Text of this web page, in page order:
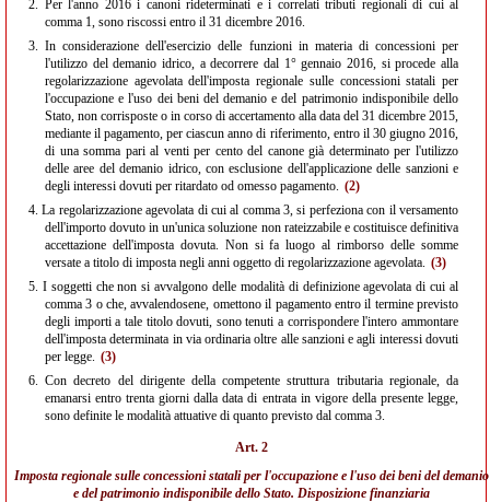
2. Per l'anno 2016 i canoni rideterminati e i correlati tributi regionali di cui al
comma 1, sono riscossi entro il 31 dicembre 2016.
3. In considerazione dell'esercizio delle funzioni in materia di concessioni per
l'utilizzo del demanio idrico, a decorrere dal 1° gennaio 2016, si procede alla
regolarizzazione agevolata dell'imposta regionale sulle concessioni statali per
l'occupazione e l'uso dei beni del demanio e del patrimonio indisponibile dello
Stato, non corrisposte o in corso di accertamento alla data del 31 dicembre 2015,
mediante il pagamento, per ciascun anno di riferimento, entro il 30 giugno 2016,
di una somma pari al venti per cento del canone già determinato per l'utilizzo
delle aree del demanio idrico, con esclusione dell'applicazione delle sanzioni e
degli interessi dovuti per ritardato od omesso pagamento. (2)
4. La regolarizzazione agevolata di cui al comma 3, si perfeziona con il versamento
dell'importo dovuto in un'unica soluzione non rateizzabile e costituisce definitiva
accettazione dell'imposta dovuta. Non si fa luogo al rimborso delle somme
versate a titolo di imposta negli anni oggetto di regolarizzazione agevolata. (3)
5. I soggetti che non si avvalgono delle modalità di definizione agevolata di cui al
comma 3 o che, avvalendosene, omettono il pagamento entro il termine previsto
degli importi a tale titolo dovuti, sono tenuti a corrispondere l'intero ammontare
dell'imposta determinata in via ordinaria oltre alle sanzioni e agli interessi dovuti
per legge. (3)
6. Con decreto del dirigente della competente struttura tributaria regionale, da
emanarsi entro trenta giorni dalla data di entrata in vigore della presente legge,
sono definite le modalità attuative di quanto previsto dal comma 3.
Art. 2
Imposta regionale sulle concessioni statali per l'occupazione e l'uso dei beni del demanio
e del patrimonio indisponibile dello Stato. Disposizione finanziaria